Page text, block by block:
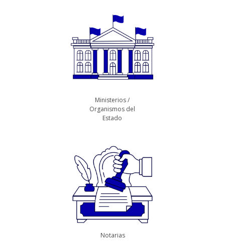
Ministerios /
Organismos del
Estado
Notarias